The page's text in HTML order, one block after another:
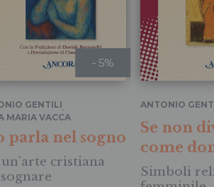
- 5%
GENTILI,
MARIA VACCA
parla nel sogno
un'arte cristiana
ANTONIO
Se non
come
Simboli